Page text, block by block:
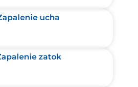
ucha
zatok